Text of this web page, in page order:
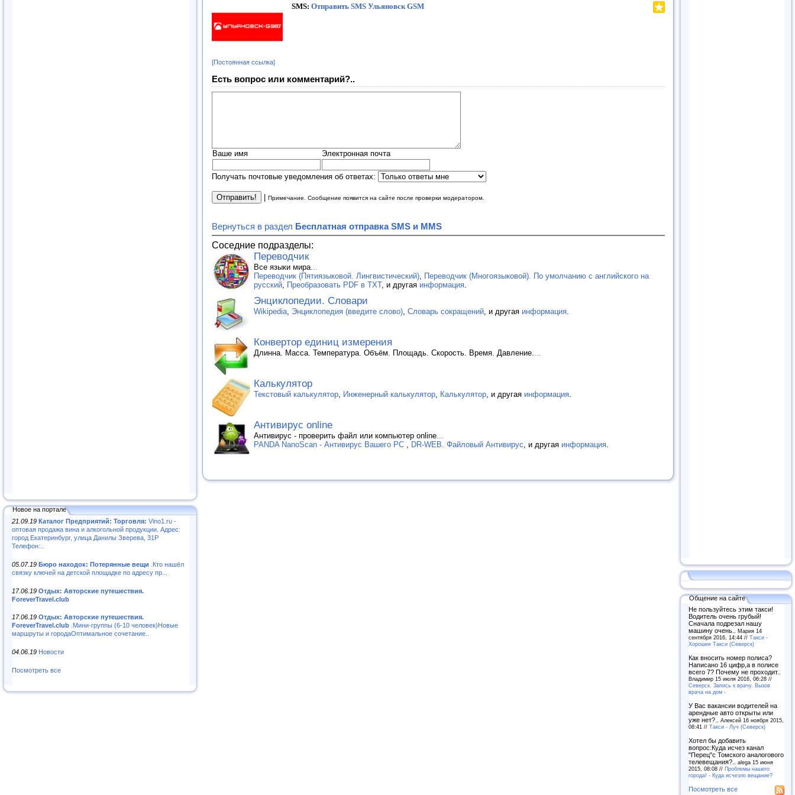
Новое на портале
21.09.19 Каталог Предприятий: Торговля: Vino1.ru -
оптовая продажа вина и алкогольной продукции. Адрес:
город Екатеринбург, улица Данилы Зверева, 31Р
Телефон:..
05.07.19 Бюро находок: Потерянные вещи .Кто нашёл
связку ключей на детской площадке по адресу пр...
17.06.19 Отдых: Авторские путешествия.
ForeverTravel.club
17.06.19 Отдых: Авторские путешествия.
ForeverTravel.club .Мини-группы (6-10 человек)Новые
маршруты и городаОптимальное сочетание..
04.06.19 Новости
Посмотреть все
SMS: Отправить SMS Ульяновск GSM
[Постоянная ссылка]
Есть вопрос или комментарий?..
Ваше имя Электронная почта
Получать почтовые уведомления об ответах:
Примечание. Сообщение появится на сайте после проверки модератором.
Вернуться в раздел Бесплатная отправка SMS и MMS
Соседние подразделы:
Переводчик
Все языки мира
Переводчик (Пятиязыковой. Лингвистический)
Переводчик (Многоязыковой). По умолчанию с английского на
русский
Преобразовать PDF в TXT, и другая информация
Энциклопедии. Словари
Wikipedia Энциклопедия (введите слово) Словарь сокращений , и другая информация
Конвертор единиц измерения
Длинна. Масса. Температура. Объём. Площадь. Скорость. Время. Давление.
Калькулятор
Текстовый калькулятор Инженерный калькулятор Калькулятор , и другая информация
Антивирус online
Антивирус - проверить файл или компьютер online
PANDA NanoScan - Антивирус Вашего PC
DR-WEB. Файловый Антивирус , и другая информация
Общение на сайте
Не пользуйтесь этим такси!
Водитель очень грубый!
Сначала подрезал нашу
машину очень.. Мария 14
сентября 2016, 14:44 // Такси -
Хорошее Такси (Северск)
Как вносить номер полиса?
Написано 16 цифр,а в полисе
всего 7? Почему не проходит..
Владимир 15 июля 2016, 06:28 //
Северск. Запись к врачу. Вызов
врача на дом -
У Вас вакансии водителей на
арендные авто открыты или
уже нет?.. Алексей 16 ноября 2015,
08:41 // Такси - Луч (Северск)
Хотел бы добавить
вопрос:Куда исчез канал
"Перец"с Томского аналогового
телевещания?.. alega 15 июня
2015, 08:08 // Проблемы нашего
города! - Куда исчезло вещание?
Посмотреть все